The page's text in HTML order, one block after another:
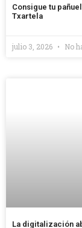
Consigue tu
Txartela
julio 3, 2026 No
La digitalización